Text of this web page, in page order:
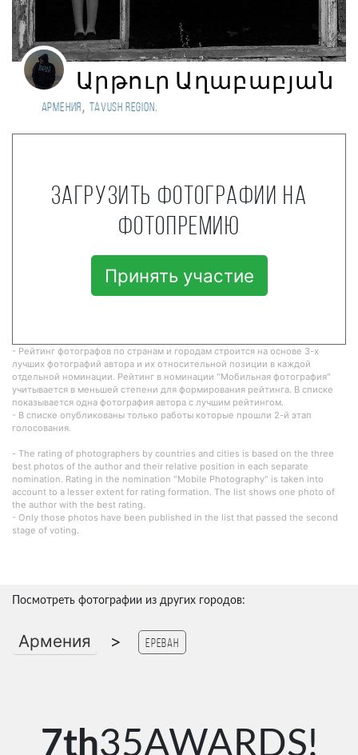
Արթուր Աղաբաբյան
Армения, Tavush region,
Загрузить фотографии на
фотопремию
Принять участие
- Рейтинг фотографов по странам и городам строится на основе 3-х
лучших фотографий автора и их относительной позиции в каждой
отдельной номинации. Рейтинг в номинации "Мобильная фотография"
учитывается в меньшей степени для формирования рейтинга. В списке
показывается одна фотография автора с лучшим рейтингом.
- В списке опубликованы только работы которые прошли 2-й этап
голосования.
- The rating of photographers by countries and cities is based on the three
best photos of the author and their relative position in each separate
nomination. Rating in the nomination "Mobile Photography" is taken into
account to a lesser extent for rating formation. The list shows one photo of
the author with the best rating.
- Only those photos have been published in the list that passed the second
stage of voting.
Посмотреть фотографии из других городов:
Армения > Ереван
7th35AWARDS!